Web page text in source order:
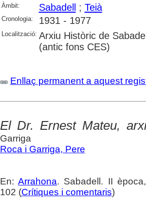
Àmbit: Sabadell; Teià
Cronologia: 1931 - 1977
Localització: Arxiu Històric de
(antic fons CES)
Enllaç permanent a aquest
El Dr. Ernest Mateu,
Garriga
Roca i Garriga, Pere
En: Arrahona. Sabadell. II
102 (Crítiques i comentaris)